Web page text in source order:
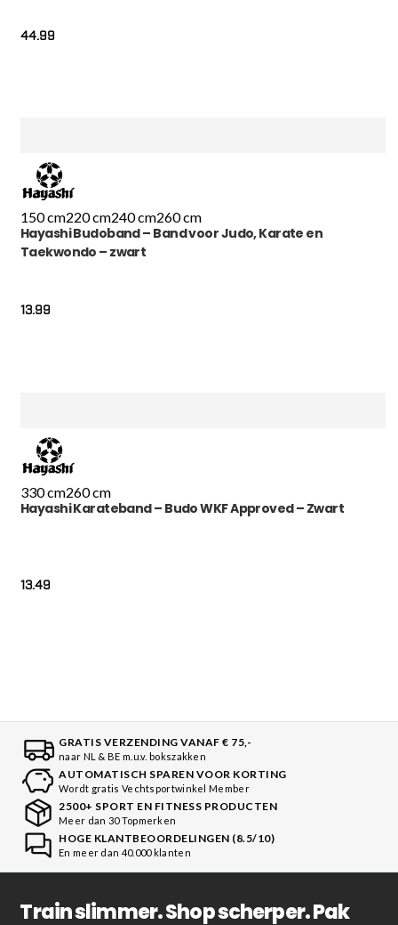
44.99
150 cm220 cm240 cm260 cm
Hayashi Budoband – Band voor Judo, Karate en
Taekwondo – zwart
13.99
330 cm260 cm
Hayashi Karateband – Budo WKF Approved – Zwart
13.49
GRATIS VERZENDING VANAF € 75,-
naar NL & BE m.u.v. bokszakken
AUTOMATISCH SPAREN VOOR KORTING
Wordt gratis Vechtsportwinkel Member
2500+ SPORT EN FITNESS PRODUCTEN
Meer dan 30 Topmerken
HOGE KLANTBEOORDELINGEN (8.5/10)
En meer dan 40.000 klanten
Train slimmer. Shop scherper. Pak